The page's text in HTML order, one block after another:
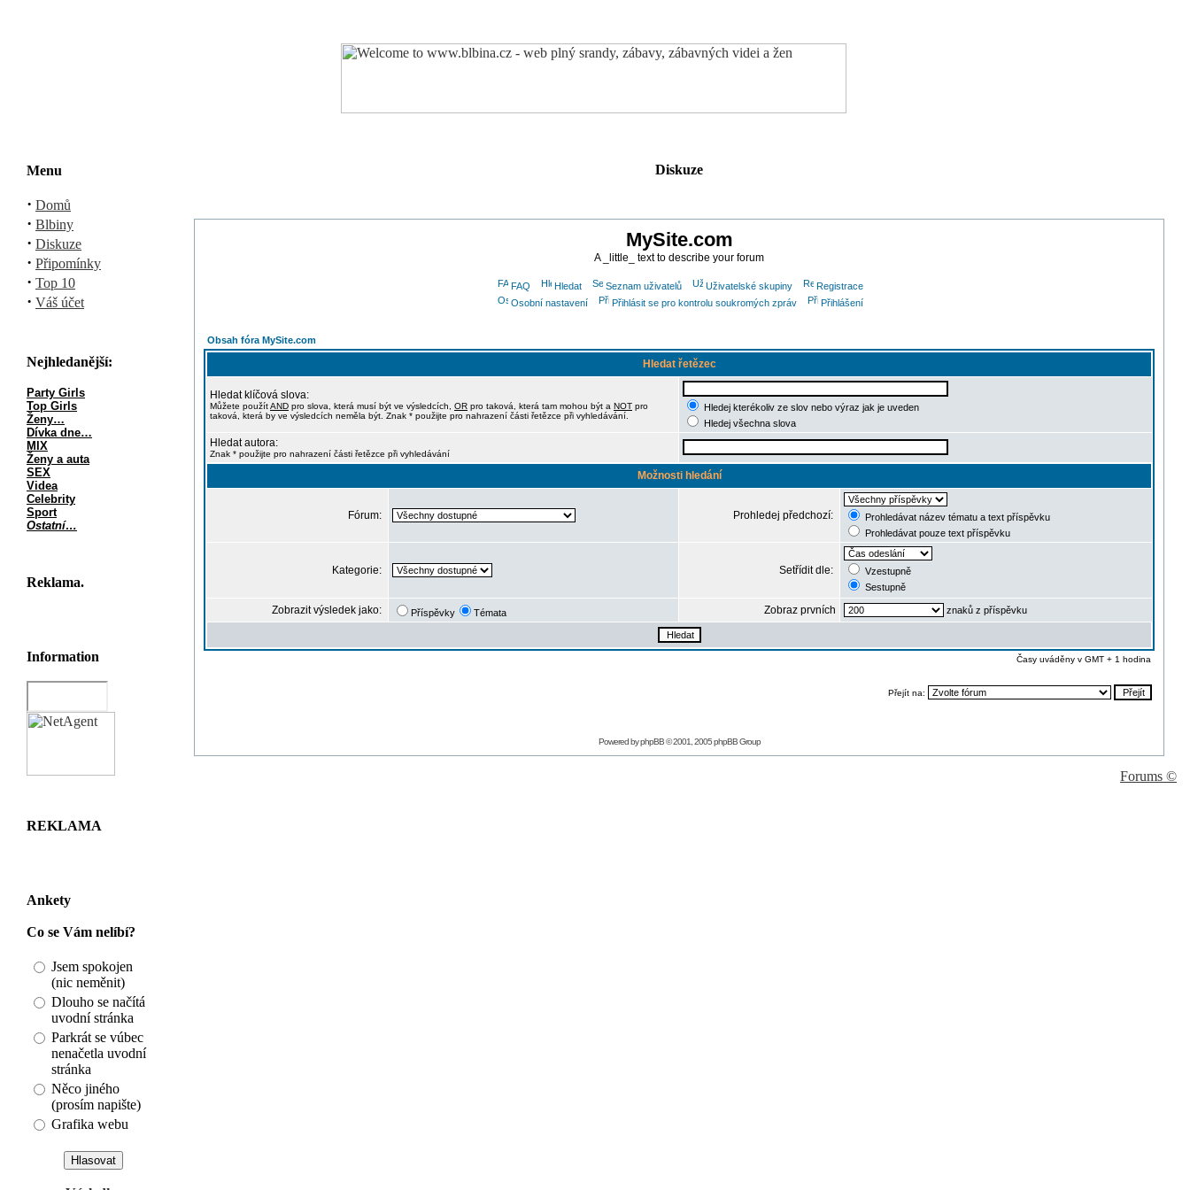
Menu
· Domů
· Blbiny
· Diskuze
· Připomínky
· Top 10
· Váš účet
Nejhledanější:
Party Girls
Top Girls
Ženy…
Dívka dne…
MIX
Ženy a auta
SEX
Videa
Celebrity
Sport
Ostatní…
Reklama.
Information
REKLAMA
Ankety
Co se Vám nelíbí?
Jsem spokojen
(nic neměnit)
Dlouho se načítá
uvodní stránka
Parkrát se vúbec
nenačetla uvodní
stránka
Něco jiného
(prosím napište)
Grafika webu
Diskuze
MySite.com
A _little_ text to describe your forum
FAQ Hledat Seznam uživatelů Uživatelské skupiny
Registrace
Osobní nastavení
Přihlásit se pro kontrolu soukromých zpráv Přihlášení
Obsah fóra MySite.com
Hledat řetězec
Hledat klíčová slova:
Můžete použítAND pro slova, která musí být ve výsledcích, OR pro taková, která tam mohou být a NOT pro
taková, která by ve výsledcích neměla být. Znak * použijte pro nahrazení části řetězce při vyhledávání.
Hledej kterékoliv ze slov nebo výraz jak je uveden
Hledej všechna slova
Hledat autora:
Znak * použijte pro nahrazení části řetězce při vyhledávání
Možnosti hledání
Fórum: Prohledej předchozí:
Prohledávat název tématu a text příspěvku
Prohledávat pouze text příspěvku
Kategorie: Setřídit dle:
Vzestupně
Sestupně
Zobrazit výsledek jako: Příspěvky Témata Zobraz prvních znaků z příspěvku
Časy uváděny v GMT + 1 hodina
Přejít na:
Powered byphpBB© 2001, 2005 phpBB Group
Forums ©